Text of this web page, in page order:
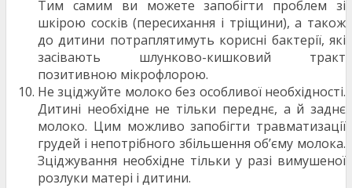
Тим самим ви можете запобігти проблем зі
шкірою сосків (пересихання і тріщини), а також
до дитини потраплятимуть корисні бактерії, які
засівають шлунково-кишковий тракт
позитивною мікрофлорою.
Не зціджуйте молоко без особливої необхідності.
Дитині необхідне не тільки переднє, а й заднє
молоко. Цим можливо запобігти травматизації
грудей і непотрібного збільшення об’єму молока.
Зціджування необхідне тільки у разі вимушеної
розлуки матері і дитини.